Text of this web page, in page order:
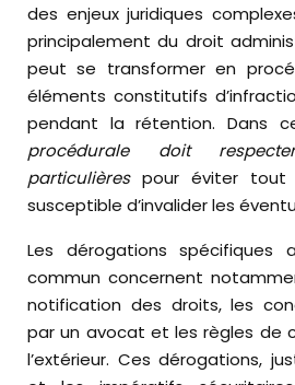
des enjeux juridiques
principalement du droit
peut se transformer en
éléments constitutifs
pendant la rétention. Dans
procédurale doit
particulières pour éviter tout
susceptible d’invalider les
Les dérogations spécifiques
commun concernent
notification des droits, les
par un avocat et les règles de
l’extérieur. Ces dérogations,